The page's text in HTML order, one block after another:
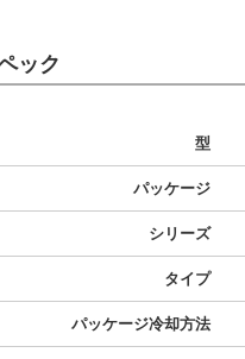
ック
型
パッケージ
シリーズ
タイプ
パッケージ冷却方法